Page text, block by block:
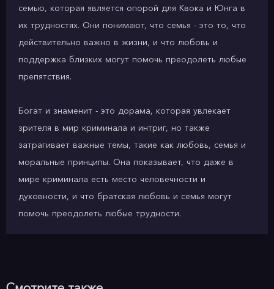
семью, которая является опорой для Квока и Юнга в
их трудностях. Они понимают, что семья - это то, что
действительно важно в жизни, и что любовь и
поддержка близких могут помочь преодолеть любые
препятствия.
Богат и знаменит - это дорама, которая увлекает
зрителя в мир криминала и интриг, но также
затрагивает важные темы, такие как любовь, семья и
моральные принципы. Она показывает, что даже в
мире криминала есть место человечности и
духовности, и что братская любовь и семья могут
помочь преодолеть любые трудности.